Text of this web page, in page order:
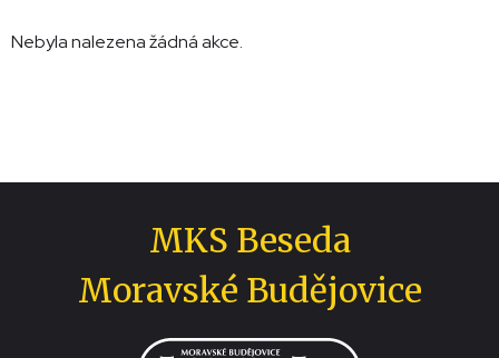
Nebyla nalezena žádná akce.
MKS Beseda
Moravské Budějovice